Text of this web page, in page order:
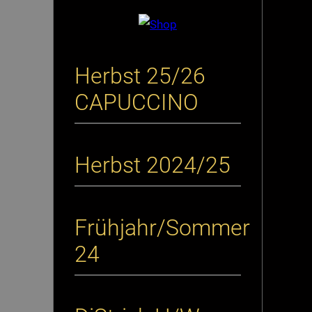
Herbst 25/26
CAPUCCINO
Herbst 2024/25
Frühjahr/Sommer
24